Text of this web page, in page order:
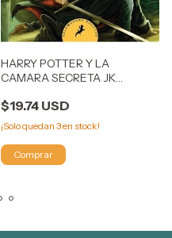
HARRY POTTER Y LA
CAMARA SECRETA JK
$19.74 USD
¡Solo quedan 3en stock!